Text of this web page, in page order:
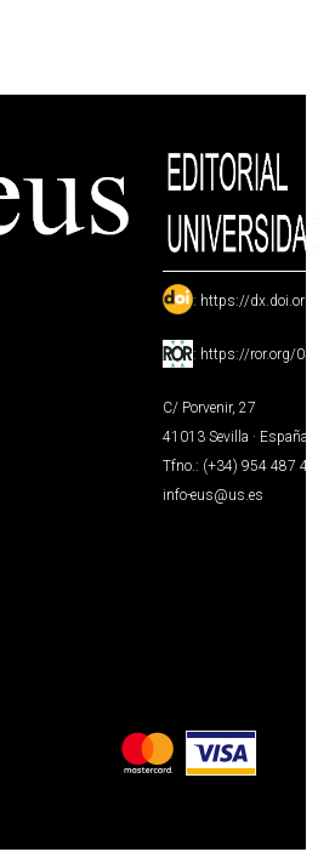
: https://
: https://ror.org/
C/ Porvenir, 27
41013 Sevilla · España
Tfno.: (+34) 954 487
info-eus@us.es